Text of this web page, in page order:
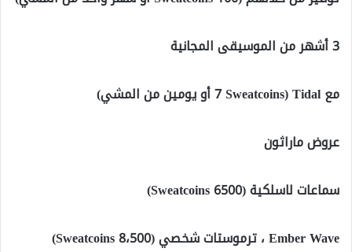
3 أشهر من الموسيقى المجانية
مع Tidal (7 Sweatcoins أو يومين من المشي)
عروض ماراثون
سماعات لاسلكية (6500 Sweatcoins)
Ember Wave ، ترموستات شخصي (8،500 Sweatcoins)